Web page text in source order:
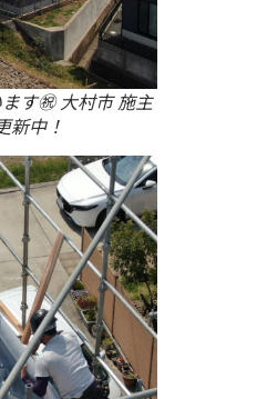
す㊗ 大村市 施主
中！